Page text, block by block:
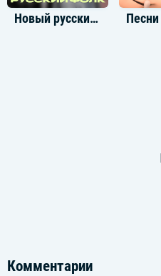
Новый русский фолк
Комментарии